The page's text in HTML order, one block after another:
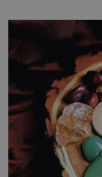
fyzický ani
chce být knězem a